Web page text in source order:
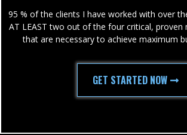
95 % of the clients I have worked with over
AT LEAST two out of the four critical, proven
that are necessary to achieve maximum
GET STARTED NOW